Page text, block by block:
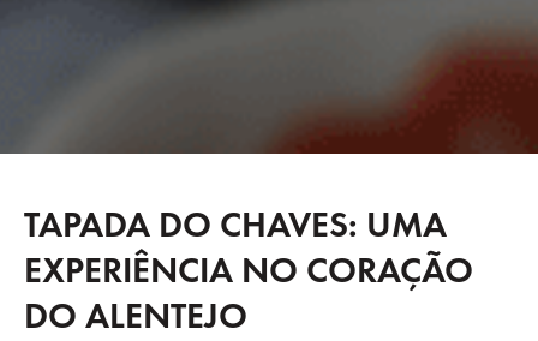
TAPADA DO CHAVES: UMA
EXPERIÊNCIA NO CORAÇÃO
DO ALENTEJO